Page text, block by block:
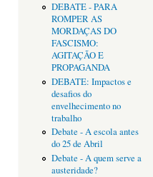
DEBATE - PARA
ROMPER AS
MORDAÇAS DO
FASCISMO:
AGITAÇÃO E
PROPAGANDA
DEBATE: Impactos e
desafios do
envelhecimento no
trabalho
Debate - A escola antes
do 25 de Abril
Debate - A quem serve a
austeridade?